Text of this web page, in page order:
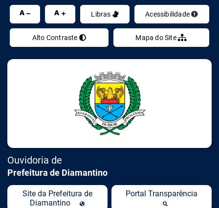
A A Libras Acessibilidade
Alto Contraste Mapa do Site
Ouvidoria de
Prefeitura de Diamantino
Site da Prefeitura de
Diamantino
Portal Transparência